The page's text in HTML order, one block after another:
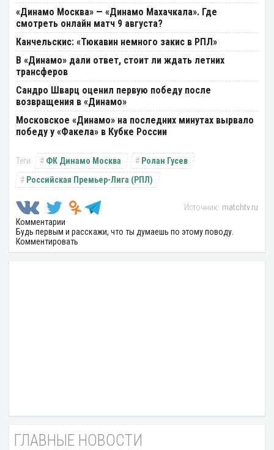
«Динамо Москва» — «Динамо Махачкала». Где
смотреть онлайн матч 9 августа?
Канчельскис: «Тюкавин немного закис в РПЛ»
В «Динамо» дали ответ, стоит ли ждать летних
трансферов
Сандро Шварц оценил первую победу после
возвращения в «Динамо»
Московское «Динамо» на последних минутах вырвало
победу у «Факела» в Кубке России
ФК Динамо Москва
Ролан Гусев
Российская Премьер-Лига (РПЛ)
matchtv.ru
Комментарии
Будь первым и расскажи, что ты думаешь по этому поводу.
Комментировать
ГЛАВНЫЕ НОВОСТИ